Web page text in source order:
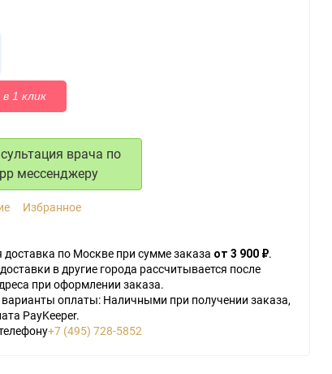
1 клик
врача по
мессенджеру
Избранное
доставка по Москве при сумме заказа от 3 900 ₽.
в другие города рассчитывается после
при оформлении заказа.
оплаты: Наличными при получении заказа,
PayKeeper.
+7 (495) 728-5852